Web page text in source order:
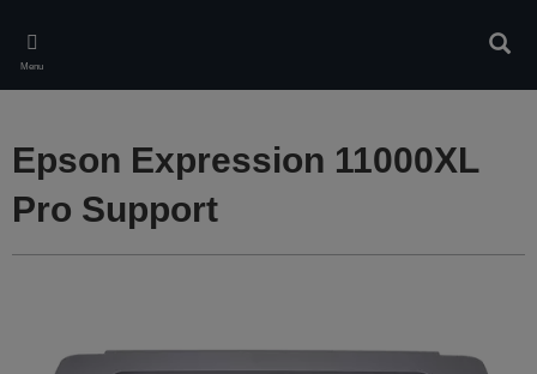
main
content
Menu
Epson Expression 11000XL
Pro Support